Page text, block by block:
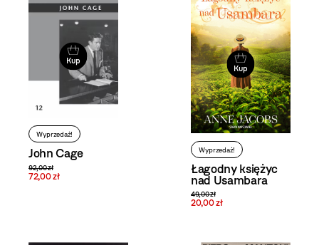
Kup
Wyprzedaż!
John Cage
92,00 zł
72,00 zł
Kup
Wyprzedaż!
Łagodny księżyc
nad Usambara
49,00 zł
20,00 zł